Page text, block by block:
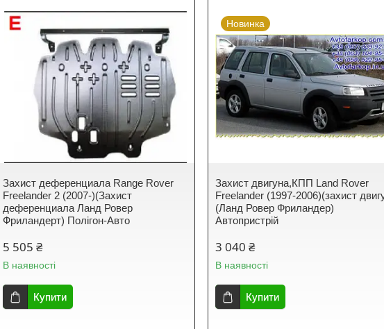
Захист деференциала Range Rover
Freelander 2 (2007-)(Захист
деференциала Ланд Ровер
Фриландерт) Полігон-Авто
5 505 ₴
В наявності
Купити
Новинка
Захист двигуна,КПП Land Rover
Freelander (1997-2006)(захист
(Ланд Ровер Фриландер)
Автопристрій
3 040 ₴
В наявності
Купити